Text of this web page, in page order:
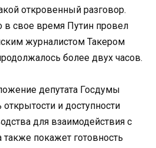
откровенный разговор.
в свое время Путин провел
журналистом Такером
более двух часов.
депутата Госдумы
открытости и доступности
для взаимодействия с
покажет готовность